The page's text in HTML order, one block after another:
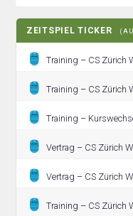
ZEITSPIEL TICKER
Training – CS Zürich
Training – CS Zürich
Training –
Vertrag – CS Zürich
Vertrag – CS Zürich
Training – CS Zürich